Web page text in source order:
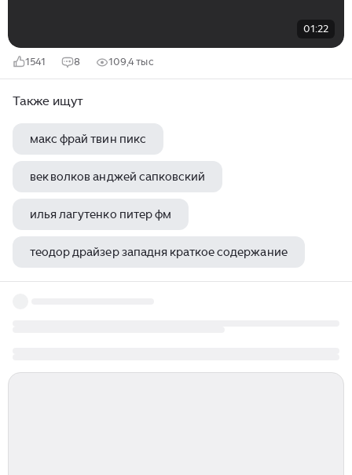
01:22
1541 8 109,4 тыс
Также ищут
макс фрай твин пикс
век волков анджей сапковский
илья лагутенко питер фм
теодор драйзер западня краткое содержание